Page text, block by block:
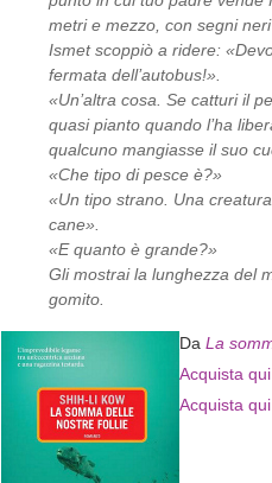
metri e mezzo, con segni
Ismet scoppiò a ridere:
fermata dell’autobus!».
«Un’altra cosa. Se catturi il
quasi pianto quando l’ha
qualcuno mangiasse il suo
«Che tipo di pesce è?»
«Un tipo strano. Una
cane».
«E quanto è grande?»
Gli mostrai la lunghezza del
gomito.
Da La
Acquista
Acquista qui